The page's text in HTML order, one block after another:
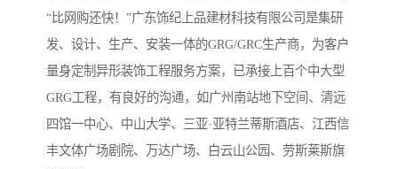
“比网购还快！”广东饰纪上品建材科技有限公司是集研
发、设计、生产、安装一体的GRG/GRC生产商，为客户
量身定制异形装饰工程服务方案，已承接上百个中大型
GRG工程，有良好的沟通，如广州南站地下空间、清远
四馆一中心、中山大学、三亚·亚特兰蒂斯酒店、江西信
丰文体广场剧院、万达广场、白云山公园、劳斯莱斯旗